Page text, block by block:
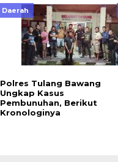
Daerah
Polres Tulang Bawang
Ungkap Kasus
Pembunuhan, Berikut
Kronologinya